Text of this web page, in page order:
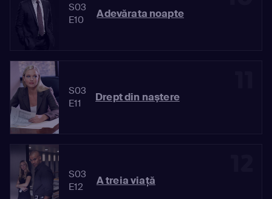
S03
E10
Adevărata noapte
S03
E11
Drept din naştere
S03
E12
A treia viaţă